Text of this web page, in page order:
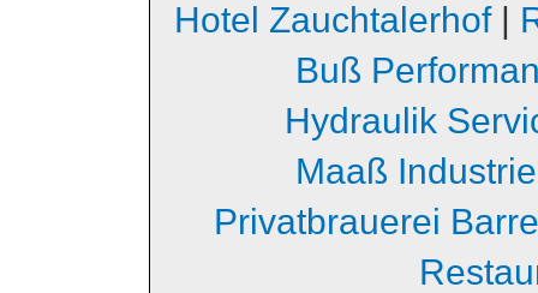
Hotel Zauchtalerhof|
Buß
Hydraulik
Maaß
Privatbrauerei Barre